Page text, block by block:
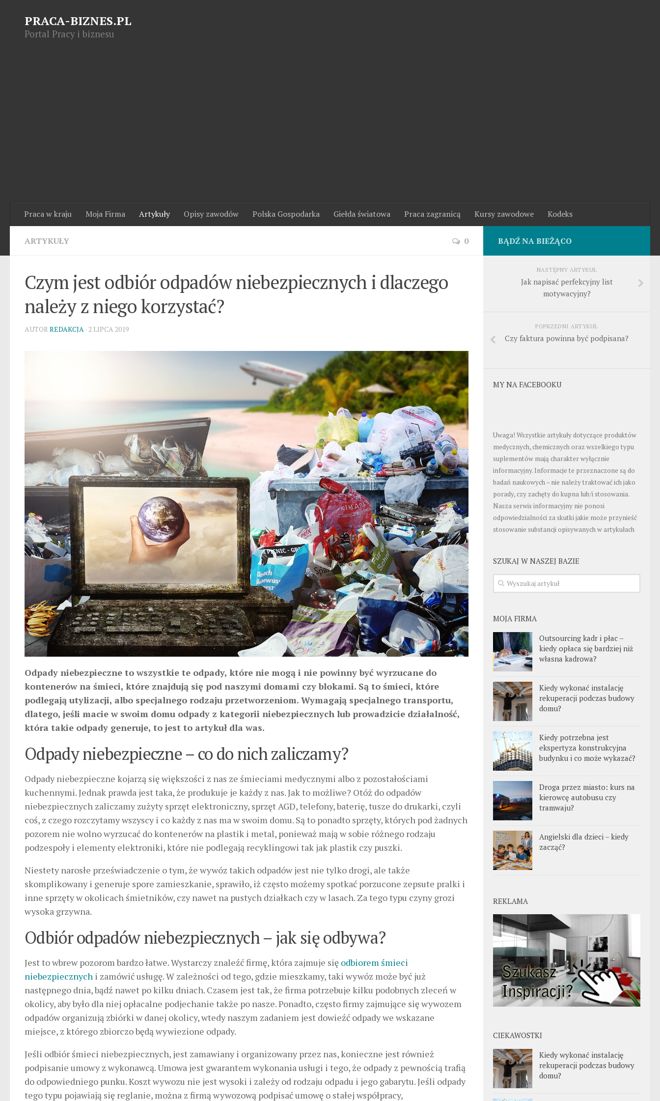
PRACA-BIZNES.PL
Portal Pracy i biznesu
Praca w kraju Moja Firma Artykuły Opisy zawodów Polska Gospodarka Giełda światowa Praca zagranicą Kursy zawodowe Kodeks
ARTYKUŁY 0
Czym jest odbiór odpadów niebezpiecznych i dlaczego
należy z niego korzystać?
AUTOR REDAKCJA · 2 LIPCA 2019
Odpady niebezpieczne to wszystkie te odpady, które nie mogą i nie powinny być wyrzucane do
kontenerów na śmieci, które znajdują się pod naszymi domami czy blokami. Są to śmieci, które
podlegają utylizacji, albo specjalnego rodzaju przetworzeniom. Wymagają specjalnego transportu,
dlatego, jeśli macie w swoim domu odpady z kategorii niebezpiecznych lub prowadzicie działalność,
która takie odpady generuje, to jest to artykuł dla was.
Odpady niebezpieczne – co do nich zaliczamy?
Odpady niebezpieczne kojarzą się większości z nas ze śmieciami medycznymi albo z pozostałościami
kuchennymi. Jednak prawda jest taka, że produkuje je każdy z nas. Jak to możliwe? Otóż do odpadów
niebezpiecznych zaliczamy zużyty sprzęt elektroniczny, sprzęt AGD, telefony, baterię, tusze do drukarki, czyli
coś, z czego rozczytamy wszyscy i co każdy z nas ma w swoim domu. Są to ponadto sprzęty, których pod żadnych
pozorem nie wolno wyrzucać do kontenerów na plastik i metal, ponieważ mają w sobie różnego rodzaju
podzespoły i elementy elektroniki, które nie podlegają recyklingowi tak jak plastik czy puszki.
Niestety narosłe przeświadczenie o tym, że wywóz takich odpadów jest nie tylko drogi, ale także
skomplikowany i generuje spore zamieszkanie, sprawiło, iż często możemy spotkać porzucone zepsute pralki i
inne sprzęty w okolicach śmietników, czy nawet na pustych działkach czy w lasach. Za tego typu czyny grozi
wysoka grzywna.
Odbiór odpadów niebezpiecznych – jak się odbywa?
Jest to wbrew pozorom bardzo łatwe. Wystarczy znaleźć firmę, która zajmuje się odbiorem śmieci
niebezpiecznych i zamówić usługę. W zależności od tego, gdzie mieszkamy, taki wywóz może być już
następnego dnia, bądź nawet po kilku dniach. Czasem jest tak, że firma potrzebuje kilku podobnych zleceń w
okolicy, aby było dla niej opłacalne podjechanie także po nasze. Ponadto, często firmy zajmujące się wywozem
odpadów organizują zbiórki w danej okolicy, wtedy naszym zadaniem jest dowieźć odpady we wskazane
miejsce, z którego zbiorczo będą wywiezione odpady.
Jeśli odbiór śmieci niebezpiecznych, jest zamawiany i organizowany przez nas, konieczne jest również
podpisanie umowy z wykonawcą. Umowa jest gwarantem wykonania usługi i tego, że odpady z pewnością trafią
do odpowiedniego punku. Koszt wywozu nie jest wysoki i zależy od rodzaju odpadu i jego gabarytu. Jeśli odpady
tego typu pojawiają się reglanie, można z firmą wywozową podpisać umowę o stałej współpracy,
BĄDŹ NA BIEŻĄCO
NASTĘPNY ARTYKUŁ
Jak napisać perfekcyjny list
motywacyjny?
POPRZEDNI ARTYKUŁ
Czy faktura powinna być podpisana?
MY NA FACEBOOKU
Uwaga! Wszystkie artykuły dotyczące produktów
medycznych, chemicznych oraz wszelkiego typu
suplementów mają charakter wyłącznie
informacyjny. Informacje te przeznaczone są do
badań naukowych – nie należy traktować ich jako
porady, czy zachęty do kupna lub/i stosowania.
Nasza serwis informacyjny nie ponosi
odpowiedzialności za skutki jakie może przynieść
stosowanie substancji opisywanych w artykułach
SZUKAJ W NASZEJ BAZIE
MOJA FIRMA
Outsourcing kadr i płac –
kiedy opłaca się bardziej niż
własna kadrowa?
Kiedy wykonać instalację
rekuperacji podczas budowy
domu?
Kiedy potrzebna jest
ekspertyza konstrukcyjna
budynku i co może wykazać?
Droga przez miasto: kurs na
kierowcę autobusu czy
tramwaju?
Angielski dla dzieci – kiedy
zacząć?
REKLAMA
CIEKAWOSTKI
Kiedy wykonać instalację
rekuperacji podczas budowy
domu?